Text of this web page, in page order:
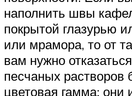
наполнить швы
покрытой глазурью
или мрамора, то от
вам нужно
песчаных растворов
цветовая гамма: